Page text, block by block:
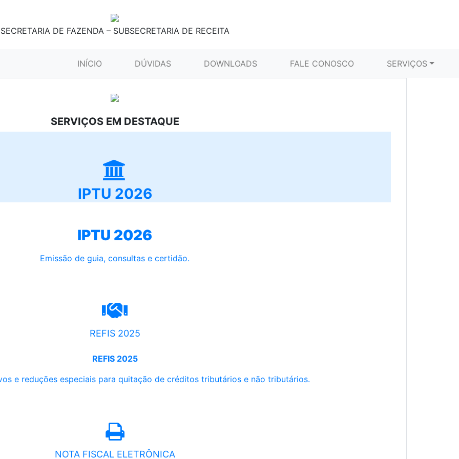
SECRETARIA DE FAZENDA – SUBSECRETARIA DE RECEITA
INÍCIO (CURRENT)DÚVIDAS DOWNLOADS FALE CONOSCO SERVIÇOS
SERVIÇOS EM DESTAQUE
IPTU 2026
IPTU 2026
Emissão de guia, consultas e certidão.
REFIS 2025
REFIS 2025
e reduções especiais para quitação de créditos tributários e não tributários.
NOTA FISCAL ELETRÔNICA